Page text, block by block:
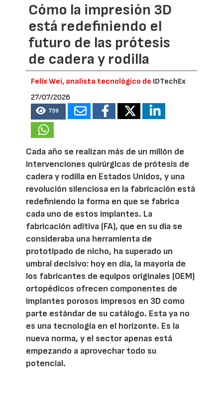
Cómo la impresión 3D
está redefiniendo el
futuro de las prótesis
de cadera y rodilla
Felix Wei, analista tecnológico de IDTechEx
27/07/2026
739
Cada año se realizan más de un millón de
intervenciones quirúrgicas de prótesis de
cadera y rodilla en Estados Unidos, y una
revolución silenciosa en la fabricación está
redefiniendo la forma en que se fabrica
cada uno de estos implantes. La
fabricación aditiva (FA), que en su día se
consideraba una herramienta de
prototipado de nicho, ha superado un
umbral decisivo: hoy en día, la mayoría de
los fabricantes de equipos originales (OEM)
ortopédicos ofrecen componentes de
implantes porosos impresos en 3D como
parte estándar de su catálogo. Esta ya no
es una tecnología en el horizonte. Es la
nueva norma, y el sector apenas está
empezando a aprovechar todo su
potencial.